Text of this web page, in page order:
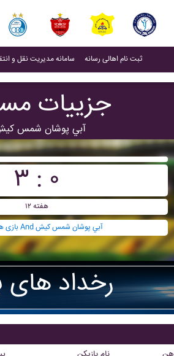
سامانه مدیریت نقل و (current)
ثبت نام اهالی رسانه(current)
جزییات
- آبي پوشان شمس
۳ : ۰
هفته ۱۲
بازی های گذشته And آبي پوشان شمس کيش
رخداد های